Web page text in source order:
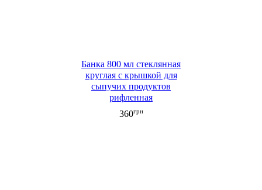
Банка 800 мл стеклянная
круглая с крышкой для
сыпучих продуктов
рифленная
360грн